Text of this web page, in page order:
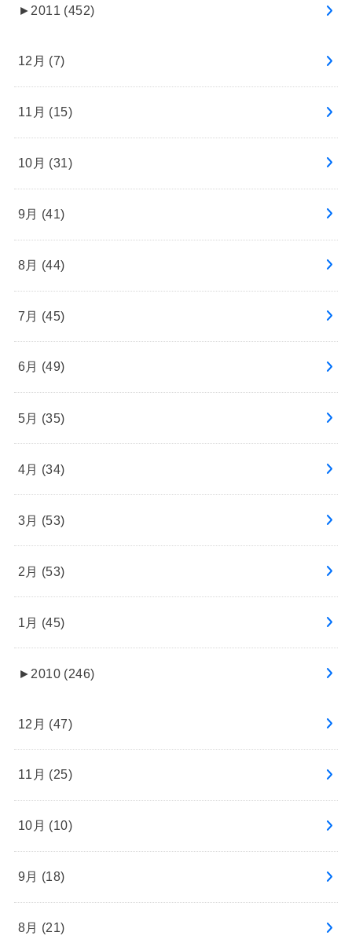
► 2011 (452)
12月 (7)
11月 (15)
10月 (31)
9月 (41)
8月 (44)
7月 (45)
6月 (49)
5月 (35)
4月 (34)
3月 (53)
2月 (53)
1月 (45)
► 2010 (246)
12月 (47)
11月 (25)
10月 (10)
9月 (18)
8月 (21)